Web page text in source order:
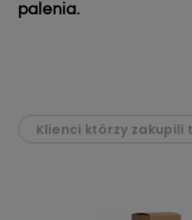
palenia.
Klienci którzy zakupili